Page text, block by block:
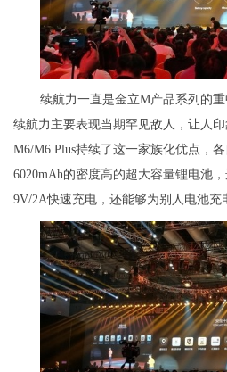
续航力一直是金立M产品系列的
续航力主要表现当期罕见敌人，让人
M6/M6 Plus持续了这一家族化优点，
6020mAh的密度高的超大容量锂电池
9V/2A快速充电，还能够为别人电池充